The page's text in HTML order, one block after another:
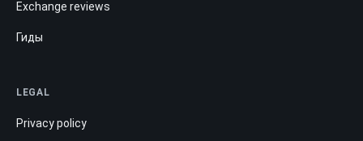
Exchange reviews
Гиды
LEGAL
Privacy policy